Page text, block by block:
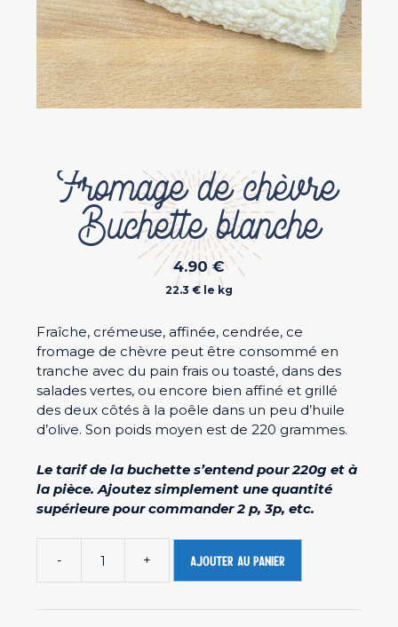
Fromage de chèvre
Buchette blanche
4.90€
22.3 € le kg
Fraîche, crémeuse, affinée, cendrée, ce
fromage de chèvre peut être consommé en
tranche avec du pain frais ou toasté, dans des
salades vertes, ou encore bien affiné et grillé
des deux côtés à la poêle dans un peu d’huile
d’olive. Son poids moyen est de 220 grammes.
Le tarif de la buchette s’entend pour 220g et à
la pièce. Ajoutez simplement une quantité
supérieure pour commander 2 p, 3p, etc.
-
quantité
de
Fromage
+ Ajouter au panier